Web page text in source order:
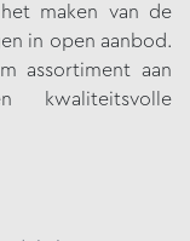
maken van de
in open aanbod.
assortiment aan
kwaliteitsvolle